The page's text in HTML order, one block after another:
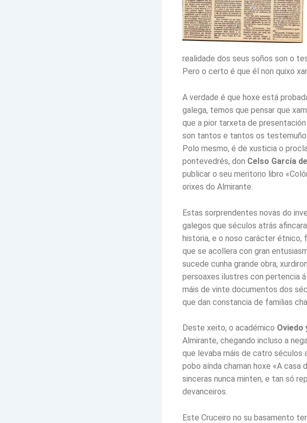
realidade dos seus soños son o
Pero o certo é que él non quixo
A verdade é que hoxe está
galega, temos que pensar que
que a pior tarxeta de presentación
son tantos e tantos os
Polo mesmo, é de xusticia o
pontevedrés, don Celso García
publicar o seu meritorio libro
orixes do Almirante.
Estas sorprendentes novas do
galegos que séculos atrás
historia, e o noso carácter étnico,
que se acollera con gran
sucede cunha grande obra,
persoaxes ilustres con pertencia
máis de vinte documentos dos
que dan constancia de familias
Deste xeito, o académico Oviedo
Almirante, chegando incluso a
que levaba máis de catro séculos
pobo aínda chaman hoxe «A casa
sinceras nunca minten, e tan só
devanceiros.
Este Cruceiro no su basamento